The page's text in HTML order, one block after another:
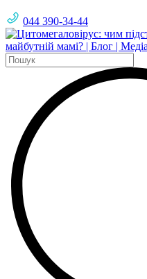
044 390-34-44